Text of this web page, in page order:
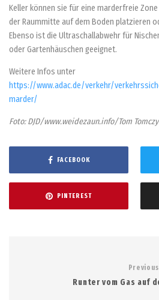
Keller können sie für eine marderfreie
der Raummitte auf dem Boden platzieren
Ebenso ist die Ultraschallabwehr für
oder Gartenhäuschen geeignet.
Weitere Infos unter
https://www.adac.de/verkehr/
marder/
Foto: DJD/www.weidezaun.info/Tom
FACEBOOK
PINTEREST
Previous
Runter vom Gas auf